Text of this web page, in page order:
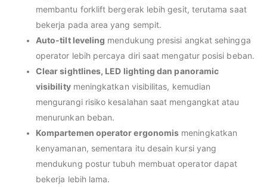
membantu forklift bergerak lebih gesit, terutama saat
bekerja pada area yang sempit.
Auto-tilt leveling mendukung presisi angkat sehingga
operator lebih percaya diri saat mengatur posisi beban.
Clear sightlines, LED lighting dan panoramic
visibilitymeningkatkan visibilitas, kemudian
mengurangi risiko kesalahan saat mengangkat atau
menurunkan beban.
Kompartemen operator ergonomis meningkatkan
kenyamanan, sementara itu desain kursi yang
mendukung postur tubuh membuat operator dapat
bekerja lebih lama.